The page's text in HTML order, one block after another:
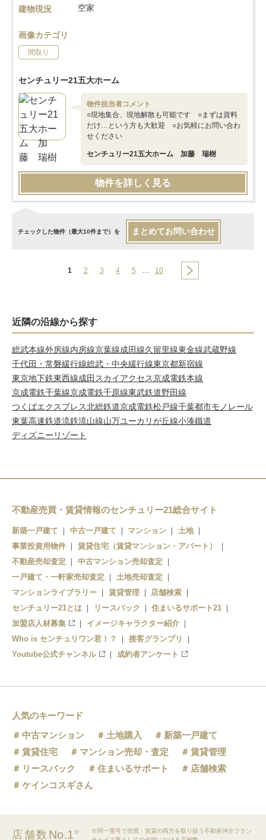
建物現況
空家
画像カテゴリ
間取り
センチュリー21五大ホーム
物件担当者コメント
○現地集合、現地解散も可能です ○まずは資料
だけ…という方も大歓迎 ○お気軽にお問い合わ
せください
センチュリー21五大ホーム 加藤 瑞樹
物件を詳しく見る
チェックした物件（最大10件まで）を まとめてお問い合わせ
1 2 3 4 5 … 10
近隣の沿線から探す
総武本線外房線内房線京葉線成田線久留里線東金線武蔵野線
千代田・常磐緩行線総武・中央緩行線東京都新宿線
東京地下鉄東西線成田スカイアクセス京成電鉄本線
京成電鉄千葉線京成電鉄千原線東武鉄道野田線
つくばエクスプレス北総鉄道京成電鉄松戸線千葉都市モノレール
東葉高速鉄道流鉄流山線山万ユーカリが丘線小湊鐵道
ディズニーリゾート
不動産売買・賃貸情報のセンチュリー21総合サイト
新築一戸建て 中古一戸建て マンション
土地
事業投資用物件
賃貸住宅（賃貸マンション・アパート）
不動産売却査定
中古マンション売却査定
一戸建て・一軒家売却査定
土地売却査定
マンションライブラリー
賃貸管理
店舗検索
センチュリー21とは
リースバック
住まいるサポート21
加盟店人材募集
イメージキャラクター紹介
Who is センチュリワン君！？
接客グランプリ
Youtube公式チャンネル
成約者アンケート
人気のキーワード
中古マンション
土地購入
新築一戸建て
賃貸住宅
マンション売却・査定
賃貸管理
リースバック
住まいるサポート
店舗検索
ケインコスギさん
店舗数 No.1※
※同一屋号で売買・賃貸の両方を取り扱う不動産仲介フラン